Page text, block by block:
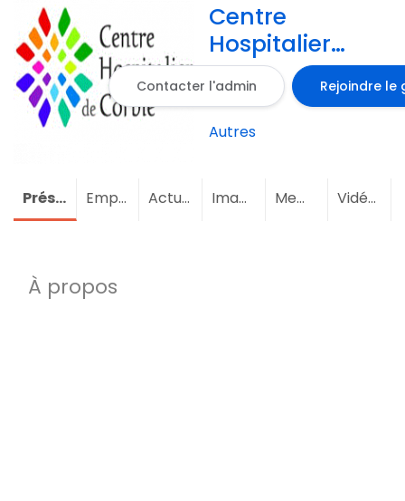
Centre
Hospitalier
Corbie, dans
la Somme, en
Picardie.
Contacter l'admin Rejoindre le
Autres
Présentation Emploi Actualités Images Membres (7)Vidéos
À propos